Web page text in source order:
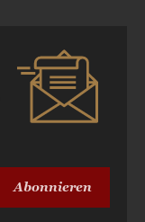
Abonnieren